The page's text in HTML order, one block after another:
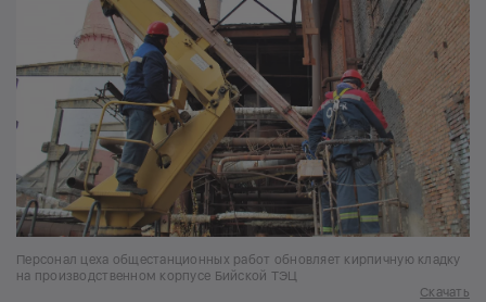
Персонал цеха общестанционных работ обновляет кирпичную кладку
на производственном корпусе Бийской ТЭЦ
Скачать